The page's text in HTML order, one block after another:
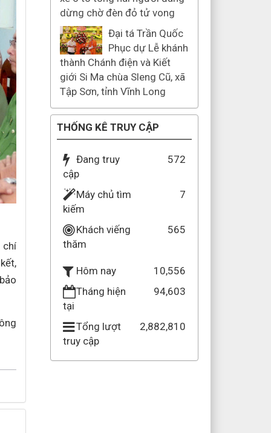
chí
dừng chờ đèn đỏ tử vong
Đại tá Trần Quốc
Phục dự Lễ khánh
thành Chánh điện và Kiết
giới Si Ma chùa Sleng Cũ, xã
Tập Sơn, tỉnh Vĩnh Long
THỐNG KÊ TRUY CẬP
Đang truy
cập
572
Máy chủ tìm
kiếm
7
Khách viếng
thăm
565
Hôm nay
10,556
Tháng hiện
tại
94,603
Tổng lượt
truy cập
2,882,810